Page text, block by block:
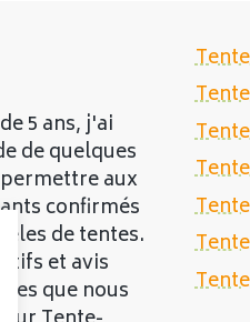
5 ans, j'ai
de quelques
aux
confirmés
de tentes.
et avis
que nous